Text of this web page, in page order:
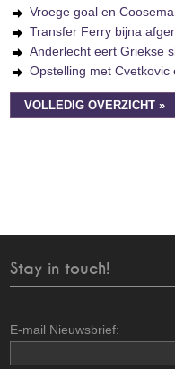
Vroege goal en
Transfer Ferry bijna
Anderlecht eert Griekse
Opstelling met
VOLLEDIG OVERZICHT »
Stay in touch!
E-mail Nieuwsbrief: